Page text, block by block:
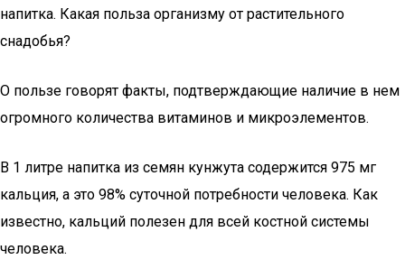
напитка. Какая польза организму от растительного
снадобья?
О пользе говорят факты, подтверждающие наличие в нем
огромного количества витаминов и микроэлементов.
В 1 литре напитка из семян кунжута содержится 975 мг
кальция, а это 98% суточной потребности человека. Как
известно, кальций полезен для всей костной системы
человека.